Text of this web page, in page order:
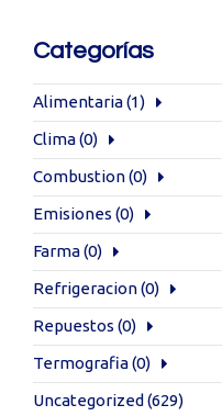
Categorías
Alimentaria(1)
Clima(0)
Combustion(0)
Emisiones (0)
Farma(0)
Refrigeracion(0)
Repuestos (0)
Termografia(0)
Uncategorized (629)